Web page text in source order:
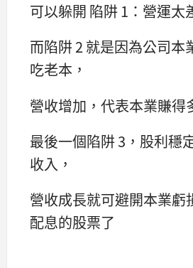
可以躲開 陷阱 1：營運太
而陷阱 2 就是因為公司本
吃老本，
營收增加，代表本業賺得
最後一個陷阱 3，股利穩
收入，
營收成長就可避開本業虧
配息的股票了